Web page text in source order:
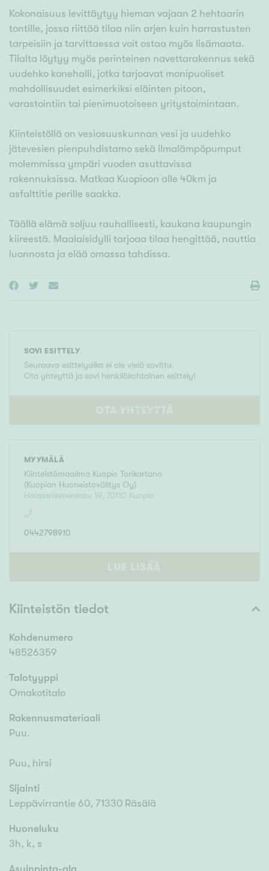
Kokonaisuus levittäytyy hieman vajaan 2 hehtaarin
tontille, jossa riittää tilaa niin arjen kuin harrastusten
tarpeisiin ja tarvittaessa voit ostaa myös lisämaata.
Tilalta löytyy myös perinteinen navettarakennus sekä
uudehko konehalli, jotka tarjoavat monipuoliset
mahdollisuudet esimerkiksi eläinten pitoon,
varastointiin tai pienimuotoiseen yritystoimintaan.
Kiinteistöllä on vesiosuuskunnan vesi ja uudehko
jätevesien pienpuhdistamo sekä ilmalämpöpumput
molemmissa ympäri vuoden asuttavissa
rakennuksissa. Matkaa Kuopioon alle 40km ja
asfalttitie perille saakka.
Täällä elämä soljuu rauhallisesti, kaukana kaupungin
kiireestä. Maalaisidylli tarjoaa tilaa hengittää, nauttia
luonnosta ja elää omassa tahdissa.
SOVI ESITTELY
Seuraava esittelyaika ei ole vielä sovittu.
Ota yhteyttä ja sovi henkilökohtainen esittely!
OTA YHTEYTTÄ
MYYMÄLÄ
Kiinteistömaailma Kuopio Torikartano
(Kuopion Huoneistovälitys Oy)
Haapaniemenkatu 19, 70110 Kuopio
0442798910
LUE LISÄÄ
Kiinteistön tiedot
Kohdenumero
48526359
Talotyyppi
Omakotitalo
Rakennusmateriaali
Puu.
Puu, hirsi
Sijainti
Leppävirrantie 60, 71330 Räsälä
Huoneluku
3h, k, s